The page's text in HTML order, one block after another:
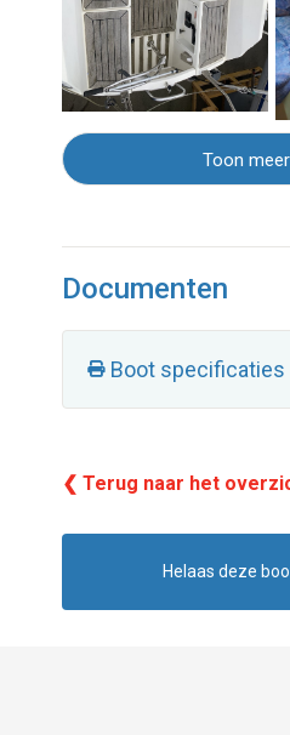
Toon
Documenten
Boot specificaties
❮ Terug naar het
Helaas deze